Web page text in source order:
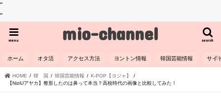
"
"
mio-channel search
menu
ホーム オタ活 アクセス方法 ヨントン情報 韓国芸能情報 サイ
HOME 韓 国 韓国芸能情報
K-POP【ヨジャ】
【NiziUアヤカ】整形したのは鼻って本当？高校時代の画像と比較してみた！